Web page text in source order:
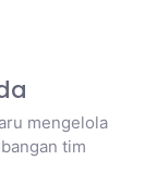
mengelola
tim